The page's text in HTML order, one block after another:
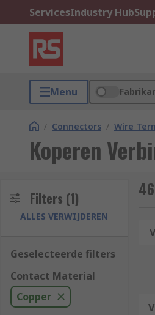
ServicesIndustry Hub
Menu
/ Connectors / Wire
Koperen
Filters (1)
ALLES VERWIJDEREN
Geselecteerde filters
Contact Material
Copper